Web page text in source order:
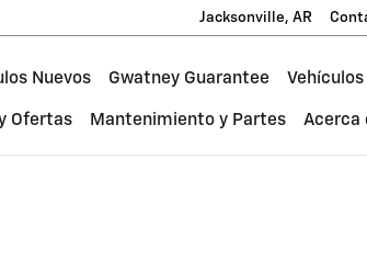
Jacksonville, AR
Nuevos Gwatney Guarantee Vehículos
Ofertas Mantenimiento y Partes Acerca